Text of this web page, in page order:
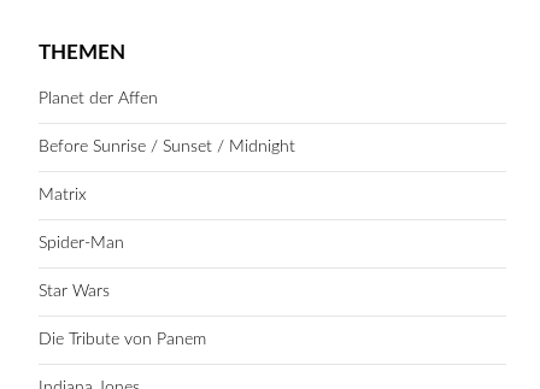
THEMEN
Planet der Affen
Before Sunrise / Sunset / Midnight
Matrix
Spider-Man
Star Wars
Die Tribute von Panem